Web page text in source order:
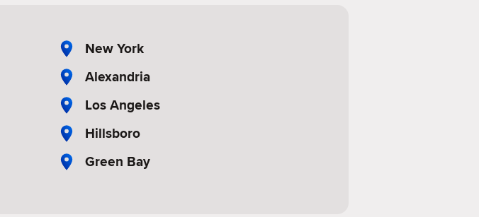
New York
Alexandria
Los Angeles
Hillsboro
Green Bay